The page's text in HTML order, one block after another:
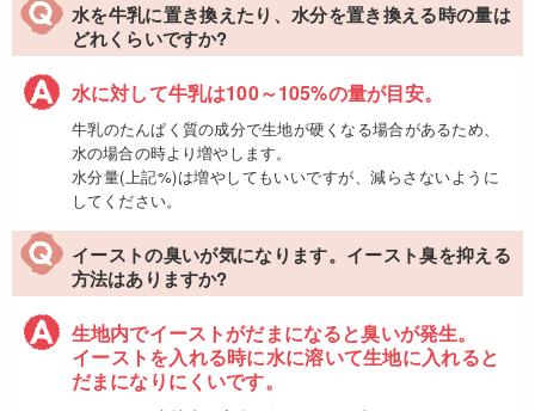
水を牛乳に置き換えたり、水分を置き換える時の量は
どれくらいですか?
水に対して牛乳は100～105%の量が目安。
牛乳のたんぱく質の成分で生地が硬くなる場合があるため、
水の場合の時より増やします。
水分量(上記%)は増やしてもいいですが、減らさないように
してください。
イーストの臭いが気になります。イースト臭を抑える
方法はありますか?
生地内でイーストがだまになると臭いが発生。
イーストを入れる時に水に溶いて生地に入れると
だまになりにくいです。